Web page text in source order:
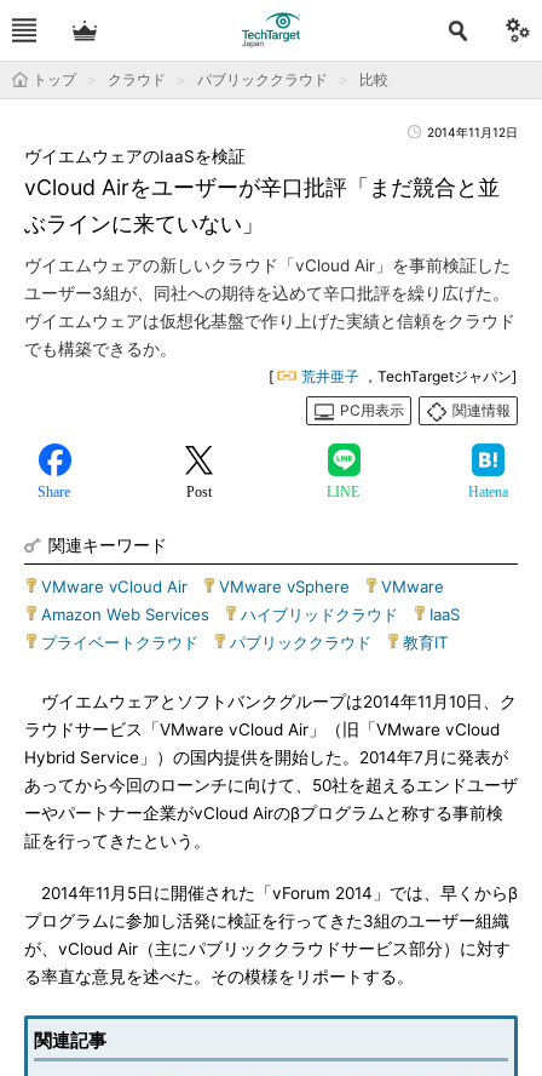
トップ クラウド パブリッククラウド 比較
2014年11月12日
vCloud Airをユーザーが辛口批評「まだ競合と並
ぶラインに来ていない」
ヴイエムウェアのIaaSを検証
ヴイエムウェアの新しいクラウド「vCloud Air」を事前検証した
ユーザー3組が、同社への期待を込めて辛口批評を繰り広げた。
ヴイエムウェアは仮想化基盤で作り上げた実績と信頼をクラウド
でも構築できるか。
[ 荒井亜子 ，TechTargetジャパン]
PC用表示
関連情報
Share Post LINE Hatena
関連キーワード
VMware vCloud Air VMware vSphere VMware
Amazon Web Services
ハイブリッドクラウド IaaS
プライベートクラウド
パブリッククラウド 教育IT
ヴイエムウェアとソフトバンクグループは2014年11月10日、ク
ラウドサービス「VMware vCloud Air」（旧「VMware vCloud
Hybrid Service」）の国内提供を開始した。2014年7月に発表が
あってから今回のローンチに向けて、50社を超えるエンドユーザ
ーやパートナー企業がvCloud Airのβプログラムと称する事前検
証を行ってきたという。
2014年11月5日に開催された「vForum 2014」では、早くからβ
プログラムに参加し活発に検証を行ってきた3組のユーザー組織
が、vCloud Air（主にパブリッククラウドサービス部分）に対す
る率直な意見を述べた。その模様をリポートする。
関連記事